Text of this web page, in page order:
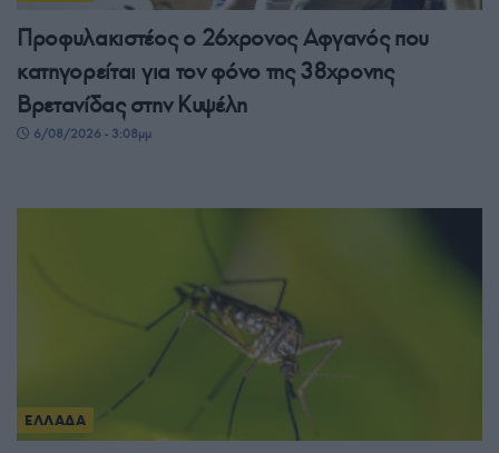
Προφυλακιστέος ο 26χρονος Αφγανός που
κατηγορείται για τον φόνο της 38χρονης
Βρετανίδας στην Κυψέλη
6/08/2026 - 3:08μμ
ΕΛΛΑΔΑ